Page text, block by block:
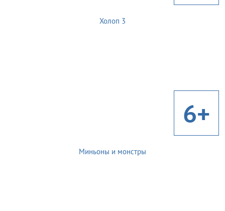
Холоп 3
6+
Миньоны и монстры